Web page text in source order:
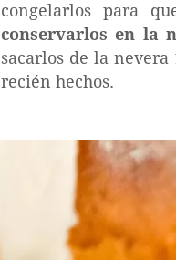
congelarlos para
conservarlos en la
sacarlos de la
recién hechos.